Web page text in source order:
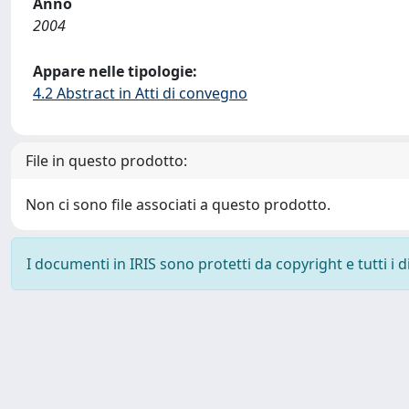
2004
Appare nelle tipologie:
4.2 Abstract in Atti di convegno
File in questo prodotto:
Non ci sono file associati a questo prodotto.
I documenti in IRIS sono protetti da copyright e tutti i